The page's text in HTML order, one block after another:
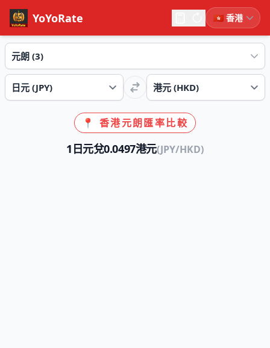
YoYoRate
📍 香港元朗匯率比較
1日元兌0.0497港元(JPY/HKD)